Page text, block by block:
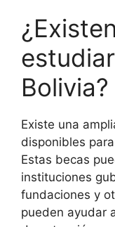
Bolivia?
Existe una
disponibles
Estas becas
instituciones
fundaciones y
pueden ayudar